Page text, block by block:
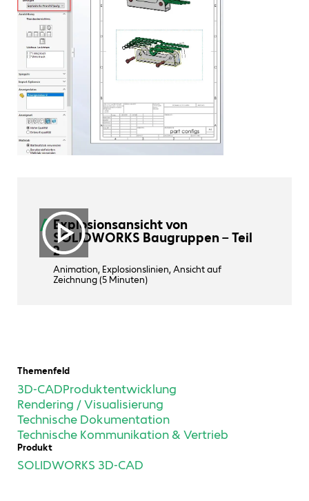
Themenfeld
3D-CADProduktentwicklung
Rendering / Visualisierung
Technische Dokumentation
Technische Kommunikation & Vertrieb
Produkt
SOLIDWORKS 3D-CAD
Explosionsansicht von
SOLIDWORKS Baugruppen – Teil
2
Animation, Explosionslinien, Ansicht auf
Zeichnung (5 Minuten)